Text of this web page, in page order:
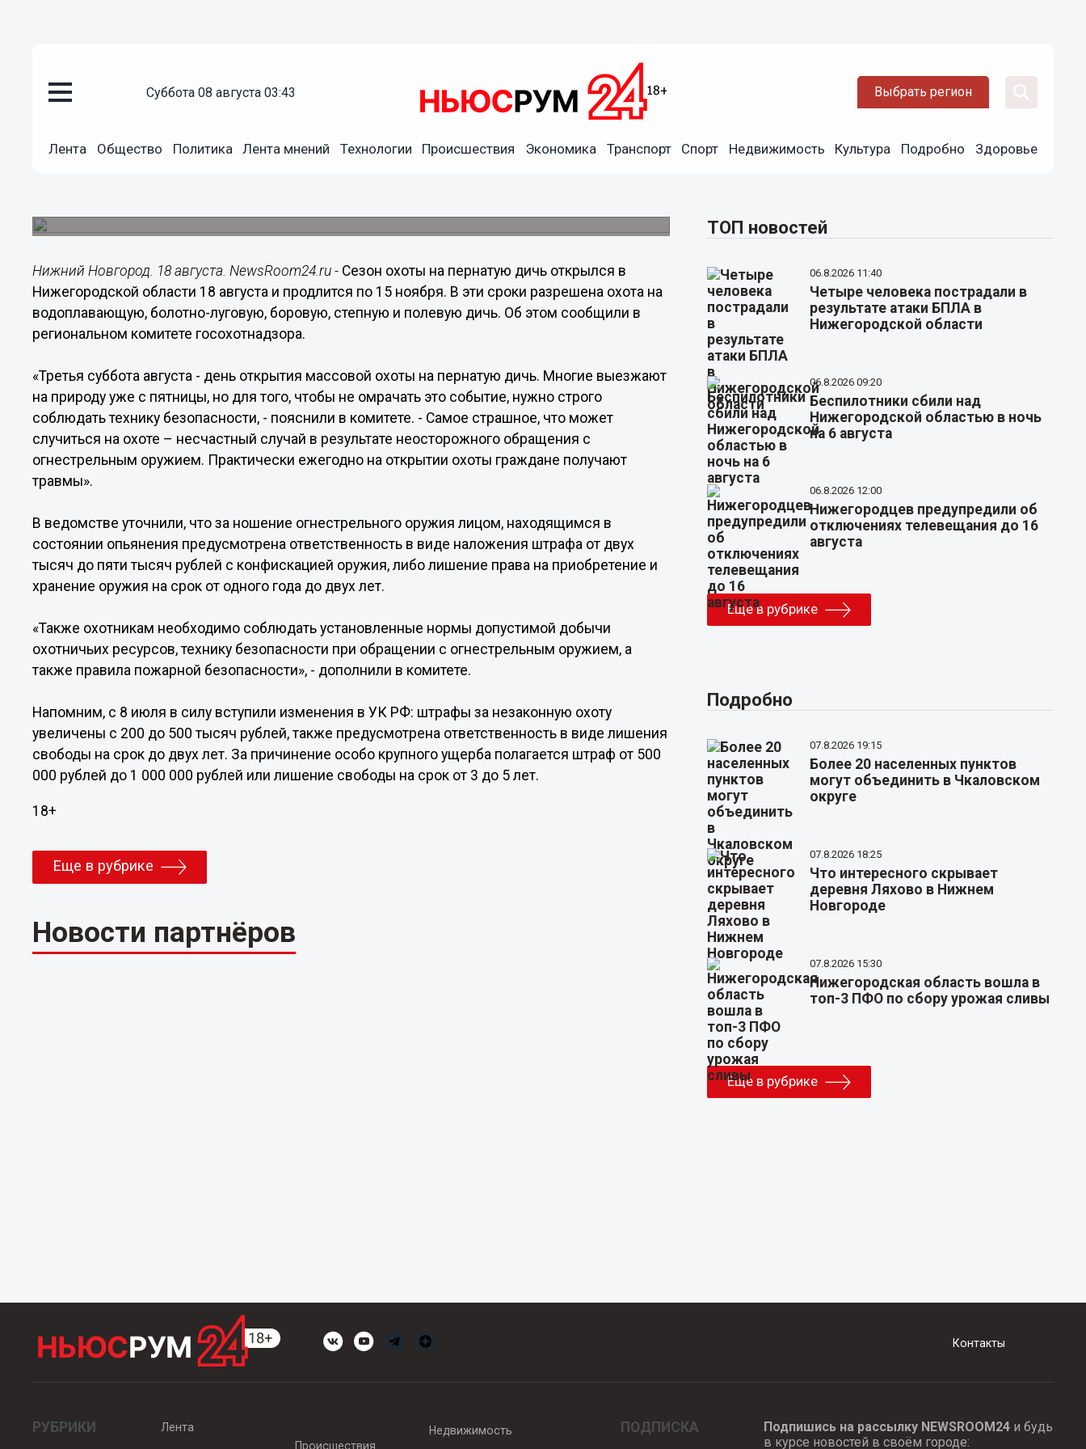
суббота 08 августа 03:43 Выбрать регион
Лента Общество Политика Лента мнений Технологии Происшествия Экономика Транспорт Спорт Недвижимость Культура Подробно Здоровье
Сезон охоты на пернатую дичь открыт в Нижегородской
Нижний Новгород. 18 августа. NewsRoom24.ru - Сезон охоты на пернатую дичь открылся в
Нижегородской области 18 августа и продлится по 15 ноября. В эти сроки разрешена охота на
водоплавающую, болотно-луговую, боровую, степную и полевую дичь. Об этом сообщили в
региональном комитете госохотнадзора.
«Третья суббота августа - день открытия массовой охоты на пернатую дичь. Многие выезжают
на природу уже с пятницы, но для того, чтобы не омрачать это событие, нужно строго
соблюдать технику безопасности, - пояснили в комитете. - Самое страшное, что может
случиться на охоте – несчастный случай в результате неосторожного обращения с
огнестрельным оружием. Практически ежегодно на открытии охоты граждане получают
травмы».
В ведомстве уточнили, что за ношение огнестрельного оружия лицом, находящимся в
состоянии опьянения предусмотрена ответственность в виде наложения штрафа от двух
тысяч до пяти тысяч рублей с конфискацией оружия, либо лишение права на приобретение и
хранение оружия на срок от одного года до двух лет.
«Также охотникам необходимо соблюдать установленные нормы допустимой добычи
охотничьих ресурсов, технику безопасности при обращении с огнестрельным оружием, а
также правила пожарной безопасности», - дополнили в комитете.
Напомним, с 8 июля в силу вступили изменения в УК РФ: штрафы за незаконную охоту
увеличены с 200 до 500 тысяч рублей, также предусмотрена ответственность в виде лишения
свободы на срок до двух лет. За причинение особо крупного ущерба полагается штраф от 500
000 рублей до 1 000 000 рублей или лишение свободы на срок от 3 до 5 лет.
18+
Еще в рубрике
Новости партнёров
ТОП новостей
06.8.2026 11:40
Четыре человека пострадали в
результате атаки БПЛА в
Нижегородской области
06.8.2026 09:20
Беспилотники сбили над
Нижегородской областью в ночь
на 6 августа
06.8.2026 12:00
Нижегородцев предупредили об
отключениях телевещания до 16
августа
Еще в рубрике
Подробно
07.8.2026 19:15
Более 20 населенных пунктов
могут объединить в Чкаловском
округе
07.8.2026 18:25
Что интересного скрывает
деревня Ляхово в Нижнем
Новгороде
07.8.2026 15:30
Нижегородская область вошла в
топ-3 ПФО по сбору урожая сливы
Еще в рубрике
Контакты
РУБРИКИ
Лента
Происшествия
Недвижимость ПОДПИСКА Подпишись на рассылку NEWSROOM24и будь
в курсе новостей в своём городе: